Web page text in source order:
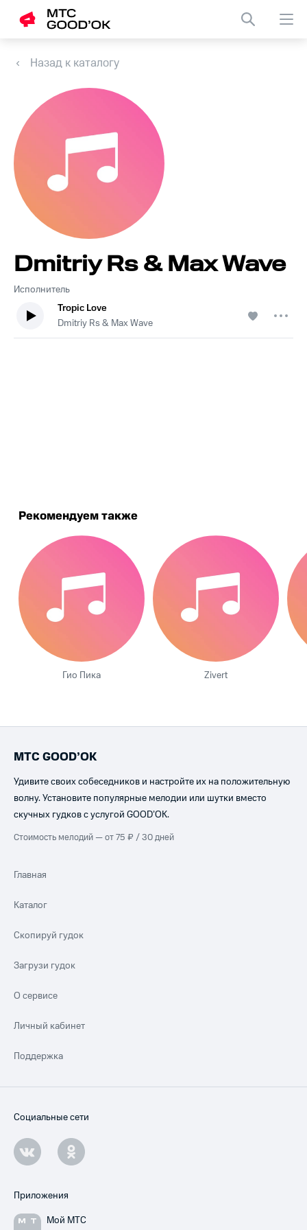
Назад к каталогу
Исполнитель
Dmitriy Rs & Max Wave
Tropic Love
Dmitriy Rs & Max Wave
Рекомендуем также
Гио Пика Zivert
МТС GOOD’OK
Удивите своих собеседников и настройте их на положительную
волну. Установите популярные мелодии или шутки вместо
скучных гудков с услугой GOOD’OK.
Стоимость мелодий — от 75 ₽ / 30 дней
Главная
Каталог
Скопируй гудок
Загрузи гудок
О сервисе
Личный кабинет
Поддержка
Социальные сети
Приложения
Мой МТС